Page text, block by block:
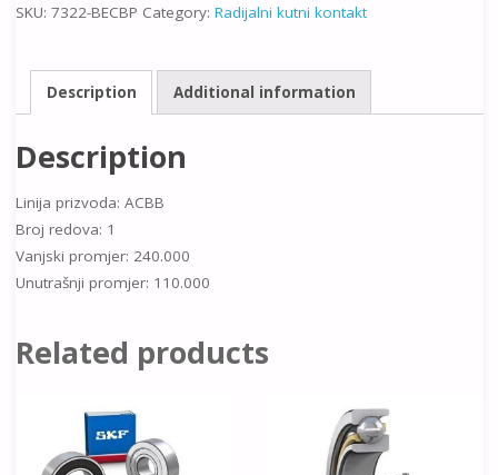
SKU: 7322-BECBP Category: Radijalni kutni kontakt
Description Additional information
Description
Linija prizvoda: ACBB
Broj redova: 1
Vanjski promjer: 240.000
Unutrašnji promjer: 110.000
Related products